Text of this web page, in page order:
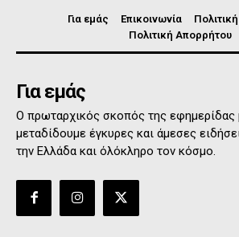
Για εμάς Επικοινωνία
Πολιτική Απορρήτου
Για εμάς
Ο πρωταρχικός σκοπός της εφημερίδας
μεταδίδουμε έγκυρες και άμεσες
την Ελλάδα και όλόκληρο τον κόσμο.